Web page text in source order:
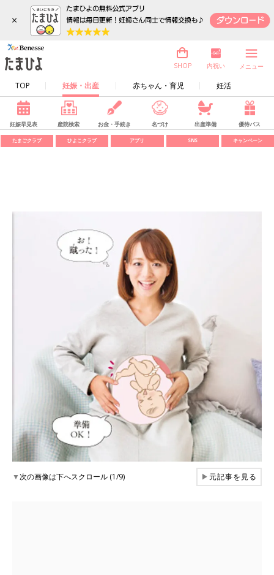
×
TOP 妊娠・出産 赤ちゃん・育児 妊活
SHOP 内祝い メニュー
妊娠早見表 産院検索 お金・手続き 名づけ 出産準備 優待パス
たまごクラブ ひよこクラブ アプリ SNS キャンペーン
▼次の画像は下へスクロール (1/9) ▶元記事を見る